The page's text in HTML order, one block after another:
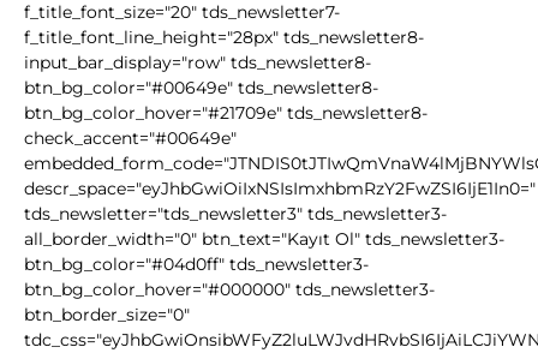
f_title_font_size="20" tds_newsletter7-
f_title_font_line_height="28px" tds_newsletter8-
input_bar_display="row" tds_newsletter8-
btn_bg_color="#00649e" tds_newsletter8-
btn_bg_color_hover="#21709e" tds_newsletter8-
check_accent="#00649e"
descr_space="eyJhbGwiOiIxNSIsImxhbmRzY2FwZSI6IjE1In0="
tds_newsletter="tds_newsletter3" tds_newsletter3-
all_border_width="0" btn_text="Kayıt Ol" tds_newsletter3-
btn_bg_color="#04d0ff" tds_newsletter3-
btn_bg_color_hover="#000000" tds_newsletter3-
btn_border_size="0"